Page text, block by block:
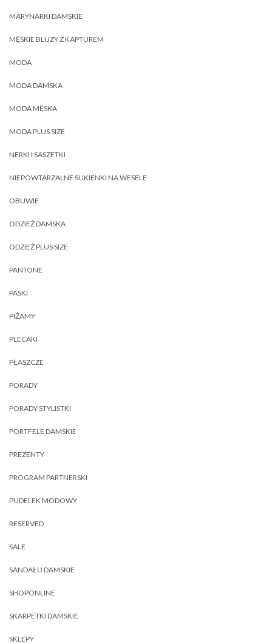
MARYNARKI DAMSKIE
MĘSKIE BLUZY Z KAPTUREM
MODA
MODA DAMSKA
MODA MĘSKA
MODA PLUS SIZE
NERKI I SASZETKI
NIEPOWTARZALNE SUKIENKI NA WESELE
OBUWIE
ODZIEŻ DAMSKA
ODZIEŻ PLUS SIZE
PANTONE
PASKI
PIŻAMY
PLECAKI
PŁASZCZE
PORADY
PORADY STYLISTKI
PORTFELE DAMSKIE
PREZENTY
PROGRAM PARTNERSKI
PUDELEK MODOWY
RESERVED
SALE
SANDAŁU DAMSKIE
SHOPONLINE
SKARPETKI DAMSKIE
SKLEPY